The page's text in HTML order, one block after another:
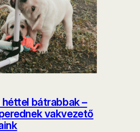
héttel bátrabbak –
vakvezető